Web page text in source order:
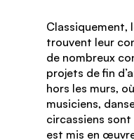
Classiquement,
trouvent leur
de nombreux
projets de fin
hors les murs,
musiciens,
circassiens
est mis en